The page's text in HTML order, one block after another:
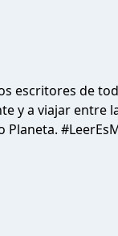
escritores de
y a viajar entre